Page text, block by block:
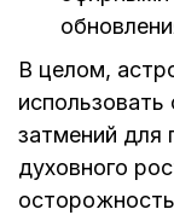
В целом,
затмений для
духовного